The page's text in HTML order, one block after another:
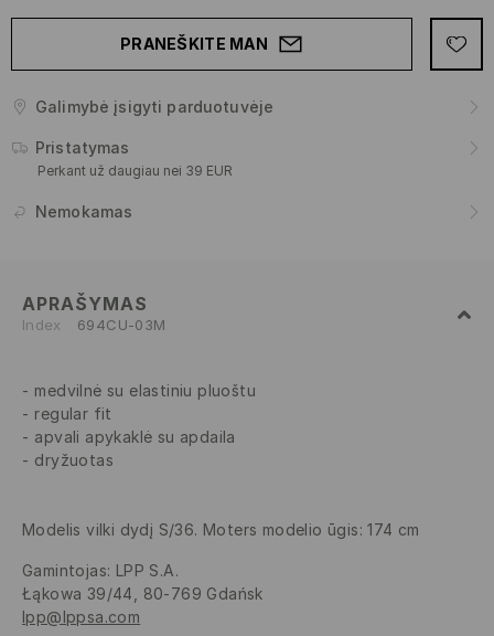
PRANEŠKITE MAN
Galimybė įsigyti parduotuvėje
Pristatymas
Perkant už daugiau nei 39 EUR
Nemokamas
APRAŠYMAS
Index 694CU-03M
medvilnė su elastiniu pluoštu
regular fit
apvali apykaklė su apdaila
dryžuotas
Modelis vilki dydį S/36. Moters modelio ūgis: 174 cm
Gamintojas: LPP S.A.
Łąkowa 39/44, 80-769 Gdańsk
lpp@lppsa.com